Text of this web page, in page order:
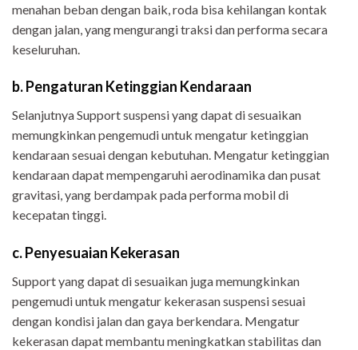
menahan beban dengan baik, roda bisa kehilangan kontak
dengan jalan, yang mengurangi traksi dan performa secara
keseluruhan.
b. Pengaturan Ketinggian Kendaraan
Selanjutnya Support suspensi yang dapat di sesuaikan
memungkinkan pengemudi untuk mengatur ketinggian
kendaraan sesuai dengan kebutuhan. Mengatur ketinggian
kendaraan dapat mempengaruhi aerodinamika dan pusat
gravitasi, yang berdampak pada performa mobil di
kecepatan tinggi.
c. Penyesuaian Kekerasan
Support yang dapat di sesuaikan juga memungkinkan
pengemudi untuk mengatur kekerasan suspensi sesuai
dengan kondisi jalan dan gaya berkendara. Mengatur
kekerasan dapat membantu meningkatkan stabilitas dan